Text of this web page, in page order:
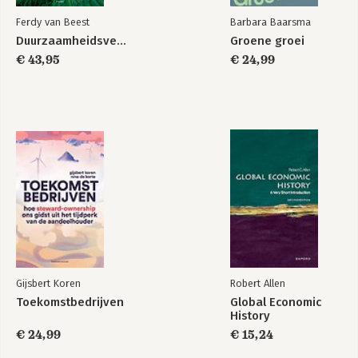
De vlucht van een fraudeur
Oprechte en deugdelijke aandelen
Bewindhebbers in de beklaagdenbank
Oprechte kopers
De beurs van Hendrick de Keyser
Standaardisering
Koerssprong
f 5000 voor een tulpenbol
7 Joodse handelaren
Nieuwe kooplieden
Een noodzakelijk gevolg
Makelaars
Speculanten
Informatievoordelen
Ferdy van Beest
Duurzaamheidsverslaggeving
€ 43,95
Barbara Baarsma
Groene groei
€ 24,99
Gijsbert Koren
Toekomstbedrijven
€ 24,99
Robert Allen
Global Economic
History
€ 15,24